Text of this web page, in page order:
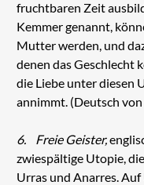
fruchtbaren Zeit
Kemmer genannt,
Mutter werden, und
denen das Geschlecht
die Liebe unter diesen
annimmt. (Deutsch von
6. Freie Geister,
zwiespältige Utopie,
Urras und Anarres.